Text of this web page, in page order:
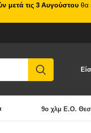
9ο χλμ Ε.Ο.
μετά τις 3 Αυγούστου θα